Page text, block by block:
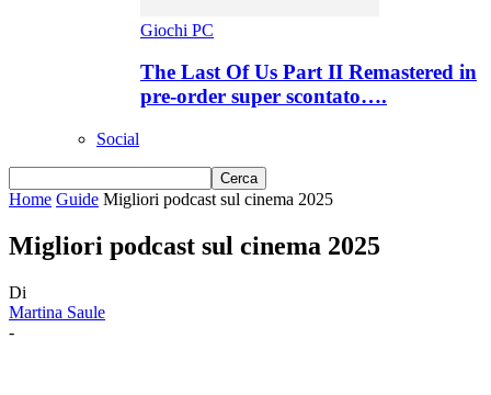
Giochi PC
The Last Of Us Part II Remastered in
pre-order super scontato….
Social
Home Guide Migliori podcast sul cinema 2025
Migliori podcast sul cinema 2025
Di
Martina Saule
-